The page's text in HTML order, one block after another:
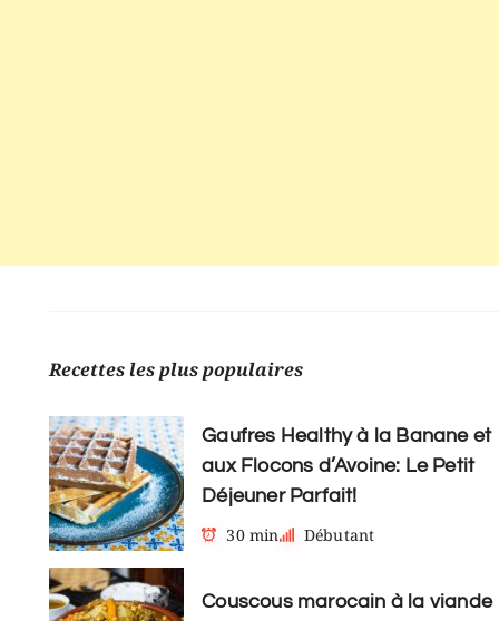
Recettes les plus populaires
Gaufres Healthy à la Banane et
aux Flocons d’Avoine: Le Petit
Déjeuner Parfait!
30 min
Débutant
Couscous marocain à la viande